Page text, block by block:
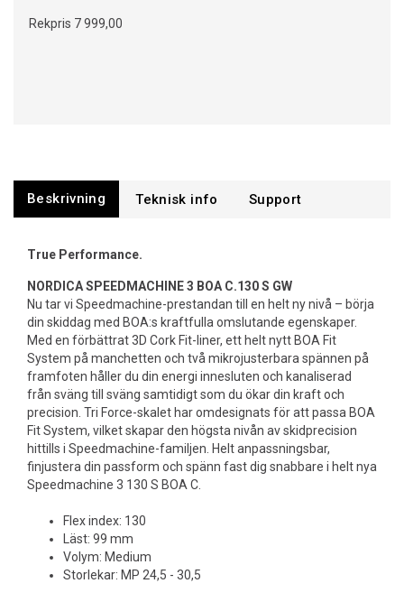
Rekpris 7 999,00
Beskrivning Support
True Performance.
NORDICA SPEEDMACHINE 3 BOA C.130 S GW
Nu tar vi Speedmachine-prestandan till en helt ny nivå – börja
din skiddag med BOA:s kraftfulla omslutande egenskaper.
Med en förbättrat 3D Cork Fit-liner, ett helt nytt BOA Fit
System på manchetten och två mikrojusterbara spännen på
framfoten håller du din energi innesluten och kanaliserad
från sväng till sväng samtidigt som du ökar din kraft och
precision. Tri Force-skalet har omdesignats för att passa BOA
Fit System, vilket skapar den högsta nivån av skidprecision
hittills i Speedmachine-familjen. Helt anpassningsbar,
finjustera din passform och spänn fast dig snabbare i helt nya
Speedmachine 3 130 S BOA C.
Flex index: 130
Läst: 99 mm
Volym: Medium
Storlekar: MP 24,5 - 30,5